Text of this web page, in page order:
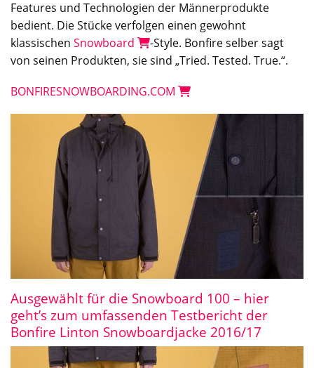
Features und Technologien der Männerprodukte
bedient. Die Stücke verfolgen einen gewohnt
klassischen Snowboard
-Style. Bonfire selber sagt
von seinen Produkten, sie sind „Tried. Tested. True.“.
BONFIRESNOWBOARDING.COM
Ausgewählt für die Snowboard 100 – hier
geht’s zum umfassenden Testbericht der
Bonfire Linton Snowboardjacke 2016/17